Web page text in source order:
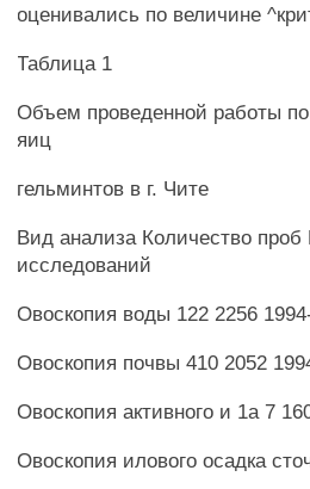
оценивались по величине
Таблица 1
Объем проведенной работы
яиц
гельминтов в г. Чите
Вид анализа Количество проб
исследований
Овоскопия воды 122 2256
Овоскопия почвы 410 2052
Овоскопия активного и 1а 7
Овоскопия илового осадка